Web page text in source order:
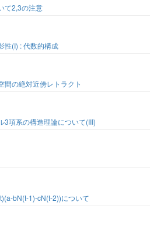
て2,3の注意
性(I) : 代数的構成
間の絶対近傍レトラクト
3項系の構造理論について(III)
bN(t-1)-cN(t-2))について